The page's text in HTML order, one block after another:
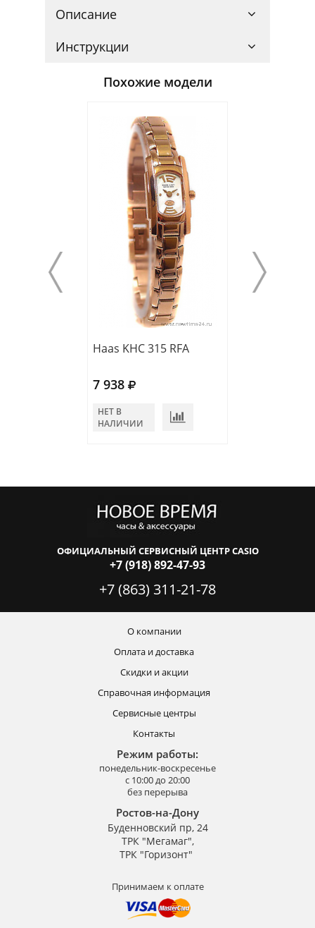
Описание
Инструкции
Похожие модели
Haas KHC 315 RFA
7 938
НЕТ В
НАЛИЧИИ
ОФИЦИАЛЬНЫЙ СЕРВИСНЫЙ ЦЕНТР CASIO
+7 (918) 892-47-93
+7 (863) 311-21-78
О компании
Оплата и доставка
Скидки и акции
Справочная информация
Сервисные центры
Контакты
Режим работы:
понедельник-воскресенье
с 10:00 до 20:00
без перерыва
Ростов-на-Дону
Буденновский пр, 24
ТРК "Мегамаг",
ТРК "Горизонт"
Принимаем к оплате